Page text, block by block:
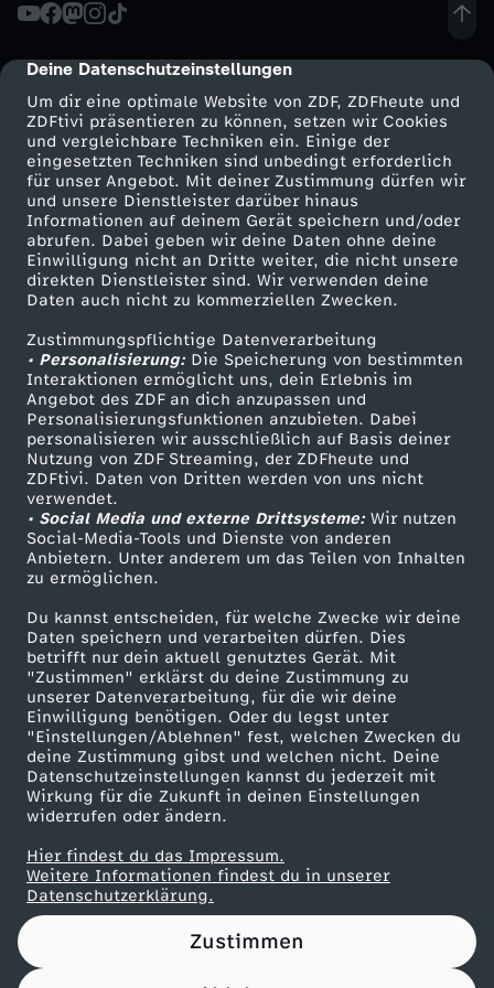
cmp-dialog-description
Deine Datenschutzeinstellungen
Um dir eine optimale Website von ZDF, ZDFheute und
ZDFtivi präsentieren zu können, setzen wir Cookies
und vergleichbare Techniken ein. Einige der
eingesetzten Techniken sind unbedingt erforderlich
für unser Angebot. Mit deiner Zustimmung dürfen wir
und unsere Dienstleister darüber hinaus
Informationen auf deinem Gerät speichern und/oder
abrufen. Dabei geben wir deine Daten ohne deine
Einwilligung nicht an Dritte weiter, die nicht unsere
direkten Dienstleister sind. Wir verwenden deine
Daten auch nicht zu kommerziellen Zwecken.
Zustimmungspflichtige Datenverarbeitung
• Personalisierung:Die Speicherung von bestimmten
Interaktionen ermöglicht uns, dein Erlebnis im
Angebot des ZDF an dich anzupassen und
Personalisierungsfunktionen anzubieten. Dabei
personalisieren wir ausschließlich auf Basis deiner
Nutzung von ZDF Streaming, der ZDFheute und
ZDFtivi. Daten von Dritten werden von uns nicht
verwendet.
• Social Media und externe Drittsysteme:Wir nutzen
Social-Media-Tools und Dienste von anderen
Anbietern. Unter anderem um das Teilen von Inhalten
zu ermöglichen.
Du kannst entscheiden, für welche Zwecke wir deine
Daten speichern und verarbeiten dürfen. Dies
betrifft nur dein aktuell genutztes Gerät. Mit
"Zustimmen" erklärst du deine Zustimmung zu
unserer Datenverarbeitung, für die wir deine
Einwilligung benötigen. Oder du legst unter
"Einstellungen/Ablehnen" fest, welchen Zwecken du
deine Zustimmung gibst und welchen nicht. Deine
Datenschutzeinstellungen kannst du jederzeit mit
Wirkung für die Zukunft in deinen Einstellungen
widerrufen oder ändern.
Hier findest du das Impressum.
Weitere Informationen findest du in unserer
Datenschutzerklärung.
Zustimmen
Wechseln zu: ZDFheute
n
g
Mehr ZDF
ZDF-Apps
Smart TV
ZDFtext
Livestreams
Sendungen A-Z
TV-Programm
Service
ZDFmitreden
Kontakt zum ZDF
Tickets
Zuschauerservice
Hilfe
ZDF Unternehmen
Karriere
ZDF goes Schule
Werbefernsehen
Mainzelmännchen
Partner